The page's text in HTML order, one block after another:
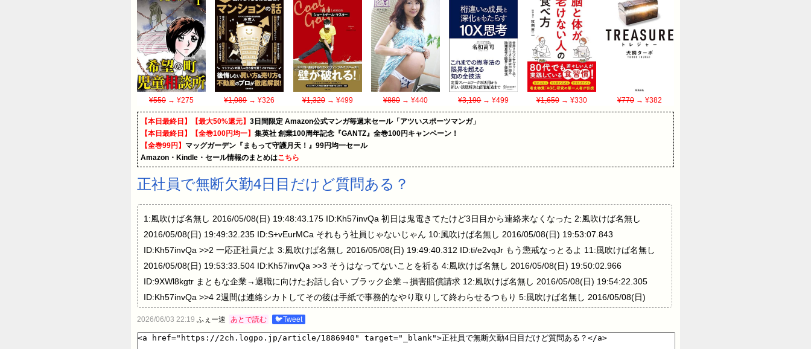
¥550 → ¥275 ¥1,089→ ¥326 ¥1,320→ ¥499 ¥880→ ¥440 ¥3,190→ ¥499 ¥1,650→ ¥330 ¥770→ ¥382
【本日最終日】【最大50%還元】 3日間限定 Amazon公式マンガ毎週末セール「アツいスポーツマンガ」
【本日最終日】【全巻100円均一】 集英社 創業100周年記念『GANTZ』全巻100円キャンペーン！
【全巻99円】 マッグガーデン『まもって守護月天！』99円均一セール
Amazon・Kindle・セール情報のまとめはこちら
正社員で無断欠勤4日目だけど質問ある？
1:風吹けば名無し 2016/05/08(日) 19:48:43.175 ID:Kh57invQa 初日は鬼電きてたけど3日目から連絡来なくなった 2:風吹けば名無し
2016/05/08(日) 19:49:32.235 ID:S+vEurMCa それもう社員じゃないじゃん 10:風吹けば名無し 2016/05/08(日) 19:53:07.843
ID:Kh57invQa >>2 一応正社員だよ 3:風吹けば名無し 2016/05/08(日) 19:49:40.312 ID:ti/e2vqJr もう懲戒なっとるよ 11:風吹けば名無し
2016/05/08(日) 19:53:33.504 ID:Kh57invQa >>3 そうはなってないことを祈る 4:風吹けば名無し 2016/05/08(日) 19:50:02.966
ID:9XWl8kgtr まともな企業→退職に向けたお話し合い ブラック企業→損害賠償請求 12:風吹けば名無し 2016/05/08(日) 19:54:22.305
ID:Kh57invQa >>4 2週間は連絡シカトしてその後は手紙で事務的なやり取りして終わらせるつもり 5:風吹けば名無し 2016/05/08(日)
19:50:24.432 ID:wuLIZQqGa 心臓バクバクでしょそんなことしちゃ 14:風吹けば名無し 2016/05/08(日) 19:54:43.306 ID:Kh57invQa >>5
2016/05/08(日) 19:57:43.122 ID:Kh57invQa >>17 気まずいし、もう顔合わせたくないから！ 6:風吹けば名無し 2016/05/08(日)
2026/06/03 22:19 ふぇー速 あとで読む 🐦Tweet